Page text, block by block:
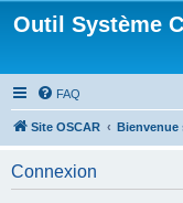
Outil Système
FAQ
Site OSCAR Bienvenue
Connexion